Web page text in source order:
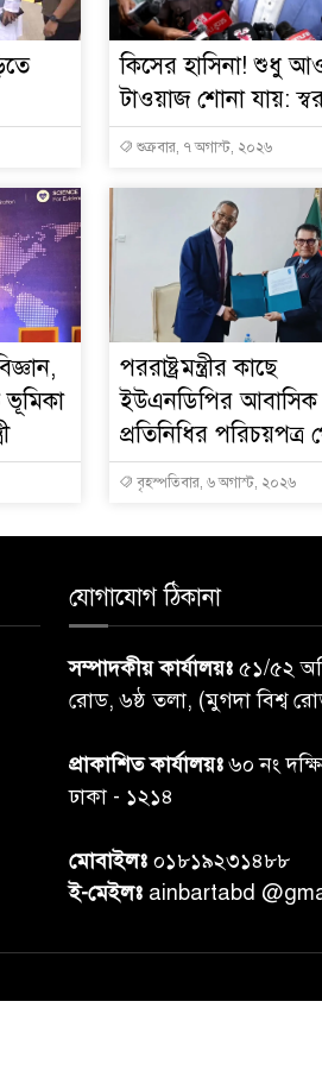
কিসের হাসিনা! শুধু
টাওয়াজ শোনা যায়:
শুক্রবার, ৭ অগাস্ট, ২০২৬
ভূমিকা
পররাষ্ট্রমন্ত্রীর কা‌ছে
ইউএনডিপির আবাসিক
প্রতিনিধির পরিচয়পত্র
বৃহস্পতিবার, ৬ অগাস্ট, ২০২৬
যোগাযোগ ঠিকানা
সম্পাদকীয় কার্যালয়ঃ ৫১/৫২
রোড, ৬ষ্ঠ তলা, (মুগদা বিশ্ব
প্রাকাশিত কার্যালয়ঃ৬০ নং
ঢাকা - ১২১৪
মোবাইলঃ ০১৮১৯২৩১৪৮৮
ই-মেইলঃ ainbartabd